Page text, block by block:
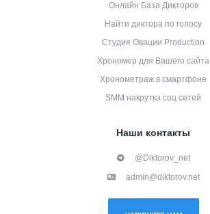
Онлайн База Дикторов
Найти диктора по голосу
Студия Овации Production
Хрономер для Вашего сайта
Хронометраж в смартфоне
SMM накрутка соц сетей
Наши контакты
@Diktorov_net
admin@diktorov.net